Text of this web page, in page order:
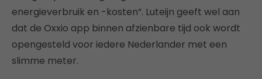
energieverbruik en -kosten”. Luteijn geeft wel aan
dat de Oxxio app binnen afzienbare tijd ook wordt
opengesteld voor iedere Nederlander met een
slimme meter.